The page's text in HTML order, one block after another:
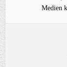
Medien